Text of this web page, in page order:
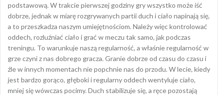
podstawową. W trakcie pierwszej godziny gry wszystko może iść
dobrze, jednak w miarę rozgrywanych partii duch i ciało napinają się,
a to przeszkadza naszym umiejętnościom. Należy więc kontrolować
oddech, rozluźniać ciało i grać w meczu tak samo, jak podczas
treningu. To warunkuje naszą regularność, a właśnie regularność w
grze czyni z nas dobrego gracza. Granie dobrze od czasu do czasu i
źle w innych momentach nie popchnie nas do przodu. W lecie, kiedy
jest bardzo gorąco, głęboki i regularny oddech wentyluje ciało,
mniej się wówczas pocimy. Duch stabilizuje się, a ręce pozostają